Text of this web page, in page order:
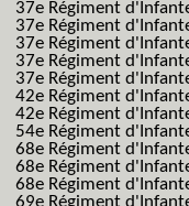
37e Régiment
37e Régiment
37e Régiment
37e Régiment
37e Régiment
42e Régiment
42e Régiment
54e Régiment
68e Régiment
68e Régiment
68e Régiment
69e Régiment